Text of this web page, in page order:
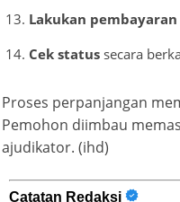
Lakukan pembayaran
Cek status secara
Proses perpanjangan
Pemohon diimbau
ajudikator. (ihd)